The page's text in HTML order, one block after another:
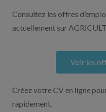
Consultez les offres
actuellement sur
Voir les
Créez votre CV en ligne
rapidement.